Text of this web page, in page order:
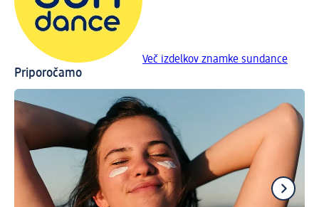
Več izdelkov znamke sundance
Priporočamo